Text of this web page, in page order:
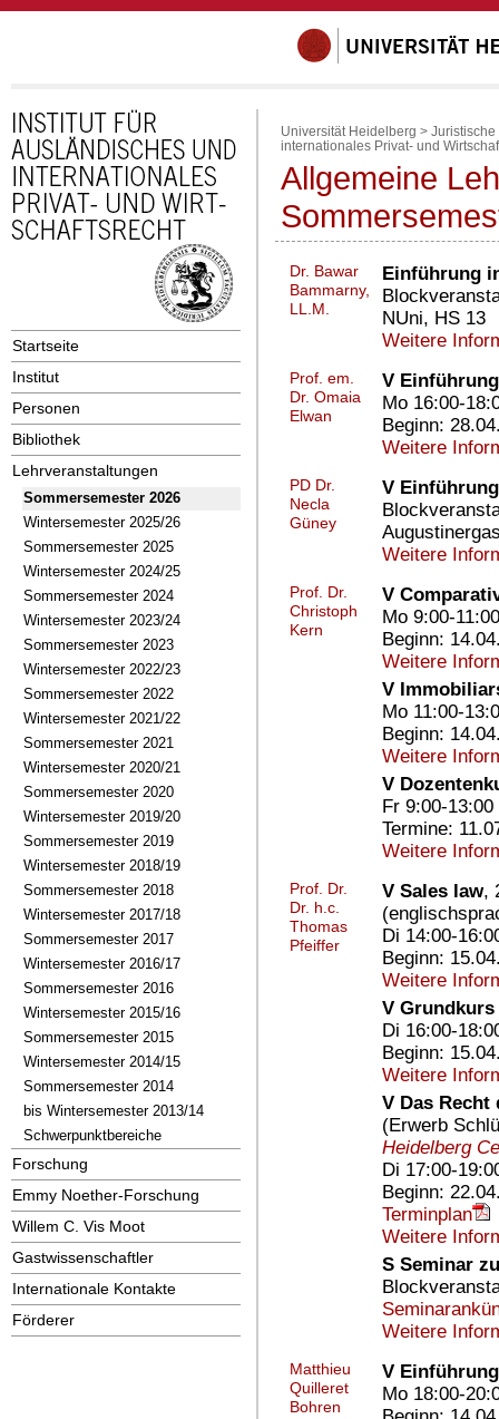
Startseite
Institut
Personen
Bibliothek
Lehrveranstaltungen
Sommersemester 2026
Wintersemester 2025/26
Sommersemester 2025
Wintersemester 2024/25
Sommersemester 2024
Wintersemester 2023/24
Sommersemester 2023
Wintersemester 2022/23
Sommersemester 2022
Wintersemester 2021/22
Sommersemester 2021
Wintersemester 2020/21
Sommersemester 2020
Wintersemester 2019/20
Sommersemester 2019
Wintersemester 2018/19
Sommersemester 2018
Wintersemester 2017/18
Sommersemester 2017
Wintersemester 2016/17
Sommersemester 2016
Wintersemester 2015/16
Sommersemester 2015
Wintersemester 2014/15
Sommersemester 2014
bis Wintersemester 2013/14
Schwerpunktbereiche
Forschung
Emmy Noether-Forschung
Willem C. Vis Moot
Gastwissenschaftler
Internationale Kontakte
Förderer
Universität Heidelberg > Juristische
internationales Privat- und
Allgemeine
Dr. Bawar
Bammarny,
LL.M.
Einführung
NUni, HS 13
Weitere
Prof. em.
Dr. Omaia
Elwan
V
Mo 16:00-
Beginn:
Weitere
PD Dr.
Necla
Güney
V
Weitere
Prof. Dr.
Christoph
Kern
V
Mo 9:00-
Beginn:
Weitere
V
Mo 11:00-
Beginn:
Weitere
V
Fr 9:00-
Termine:
Weitere
Prof. Dr.
Dr. h.c.
Thomas
Pfeiffer
V Sales law,
Di 14:00-
Beginn:
Weitere
V
Di 16:00-
Beginn:
Weitere
V Das
(Erwerb
Heidelberg
Di 17:00-
Beginn:
Terminplan
Weitere
S Seminar
Weitere
Matthieu
Quilleret
Bohren
V
Mo 18:00-